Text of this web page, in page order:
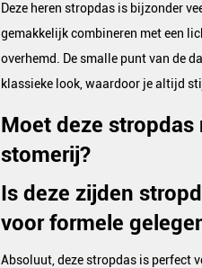
Deze heren stropdas is bijzonder
gemakkelijk combineren met een
overhemd. De smalle punt van de
klassieke look, waardoor je altijd
Moet deze stropdas
stomerij?
Is deze zijden
voor formele
Absoluut, deze stropdas is perfect